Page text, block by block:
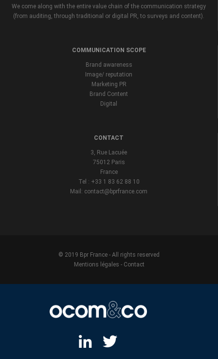
We come along with the entire value chain of the communication strategy
(from auditing, through traditional or digital PR, to surveys and content).
COMMUNICATION SCOPE
Brand awareness
Image/ reputation
Marketing PR
Brand Content
Digital
CONTACT
3, Rue Lacuée
75012 Paris
France
Tel : +33 1 83 62 88 10
Mail: contact@bprfrance.com
© 2019 Bpr France - All rights reserved
Mentions légales - Contact